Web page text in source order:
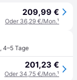
209,99 €
Oder 36,29 €/Mon.¹
, 4–5 Tage
201,23 €
Oder 34,75 €/Mon.¹